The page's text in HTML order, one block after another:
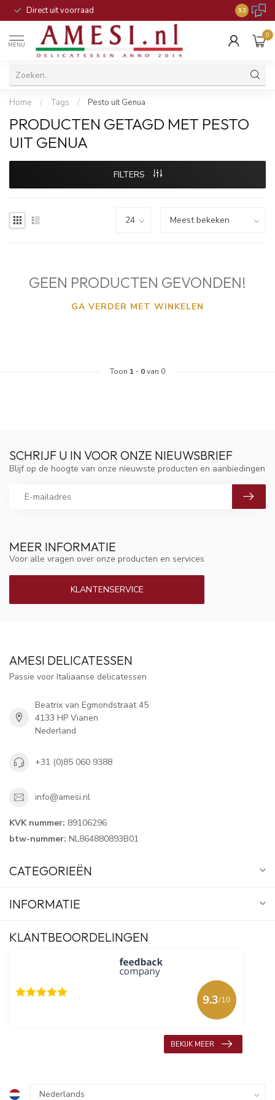
Direct uit voorraad 9.3
MENU
0
Home / Tags / Pesto uit Genua
PRODUCTEN GETAGD MET PESTO
UIT GENUA
FILTERS
GEEN PRODUCTEN GEVONDEN!
GA VERDER MET WINKELEN
Toon 1 - 0van 0
MEER INFORMATIE
Voor alle vragen over onze producten en services
KLANTENSERVICE
SCHRIJF U IN VOOR ONZE NIEUWSBRIEF
Blijf op de hoogte van onze nieuwste producten en aanbiedingen
AMESI DELICATESSEN
Passie voor Italiaanse delicatessen
Beatrix van Egmondstraat 45
4133 HP Vianen
Nederland
+31 (0)85 060 9388
info@amesi.nl
KVK nummer: 89106296
btw-nummer: NL864880893B01
CATEGORIEËN
INFORMATIE
KLANTBEOORDELINGEN
9.3/10
BEKIJK MEER